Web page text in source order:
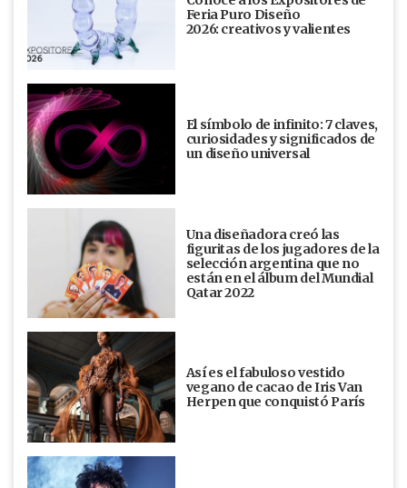
Feria Puro Diseño
2026: creativos y valientes
El símbolo de infinito: 7 claves,
curiosidades y significados de
un diseño universal
Una diseñadora creó las
figuritas de los jugadores de la
selección argentina que no
están en el álbum del Mundial
Qatar 2022
Así es el fabuloso vestido
vegano de cacao de Iris Van
Herpen que conquistó París